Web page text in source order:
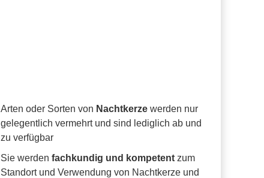
Arten oder Sorten von Nachtkerze werden nur
gelegentlich vermehrt und sind lediglich ab und
zu verfügbar
Sie werdenfachkundig und kompetent zum
Standort und Verwendung von Nachtkerze und